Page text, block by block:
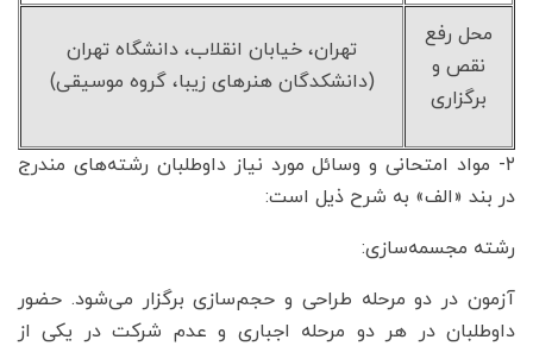
محل رفع
نقص و
برگزاری
تهران، خیابان انقلاب، دانشگاه تهران
(دانشکدگان هنرهای زیبا، گروه موسیقی)
۲- مواد امتحانی و وسائل مورد نیاز داوطلبان رشته‌های مندرج
در بند «الف» به شرح ذیل است:
رشته مجسمه‌سازی:
آزمون در دو مرحله طراحی و حجم‌سازی برگزار می‌شود. حضور
داوطلبان در هر دو مرحله اجباری و عدم شرکت در یکی از